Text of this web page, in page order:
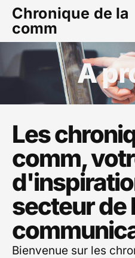
Chronique de la
comm
A
Les
comm,
secteur de
Bienvenue sur les